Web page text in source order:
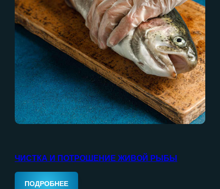
ЧИСТКА И ПОТРОШЕНИЕ ЖИВОЙ РЫБЫ
ПОДРОБНЕЕ